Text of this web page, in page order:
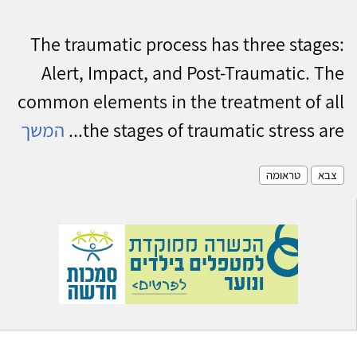
The traumatic process has three stages:
Alert, Impact, and Post-Traumatic. The
common elements in the treatment of all
the stages of traumatic stress are...
המשך
צבא טראומה